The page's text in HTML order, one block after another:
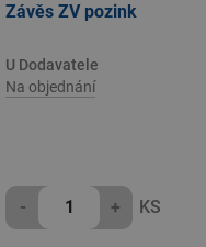
Závěs ZV pozink
U Dodavatele
Na objednání
- + KS